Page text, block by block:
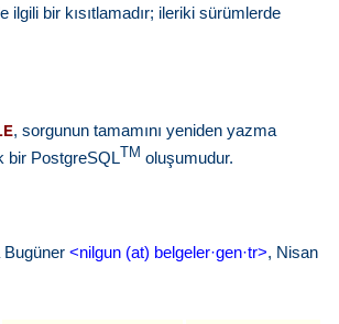
ilgili bir kısıtlamadır; ileriki sürümlerde
, sorgunun tamamını yeniden yazma
bir PostgreSQL TM oluşumudur.
Bugüner<nilgun (at) belgeler·gen·tr>, Nisan